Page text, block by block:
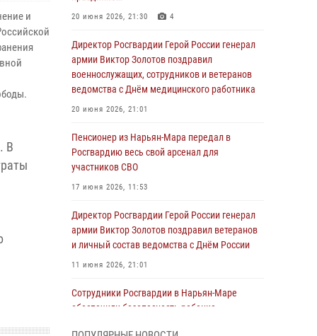
и
В
20 июня 2026, 21:30 4
Директор Росгвардии Герой России генерал
армии Виктор Золотов поздравил
военнослужащих, сотрудников и ветеранов
ведомства с Днём медицинского работника
20 июня 2026, 21:01
Пенсионер из Нарьян-Мара передал в
Росгвардию весь свой арсенал для
участников СВО
17 июня 2026, 11:53
Директор Росгвардии Герой России генерал
армии Виктор Золотов поздравил ветеранов
и личный состав ведомства с Днём России
11 июня 2026, 21:01
Сотрудники Росгвардии в Нарьян-Маре
обеспечили безопасность ребенка,